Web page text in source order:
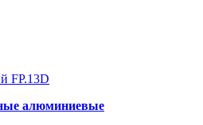
алюминиевые